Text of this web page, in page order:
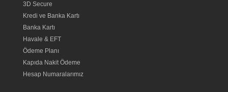
3D Secure
Kredi ve Banka Kartı
Banka Kartı
Havale & EFT
Ödeme Planı
Kapıda Nakit Ödeme
Hesap Numaralarımız